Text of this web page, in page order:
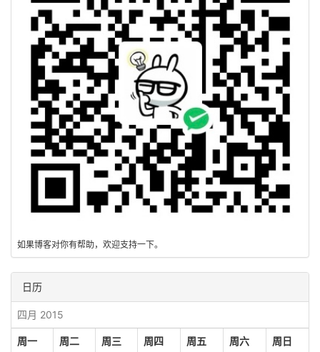
如果博客对你有帮助，欢迎支持一下。
日历
四月 2015
周一 周二 周三 周四 周五 周六 周日